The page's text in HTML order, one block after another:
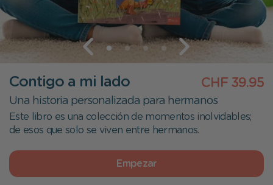
Contigo a mi lado CHF 39.95
Una historia personalizada para hermanos
Este libro es una colección de momentos inolvidables;
de esos que solo se viven entre hermanos.
Empezar